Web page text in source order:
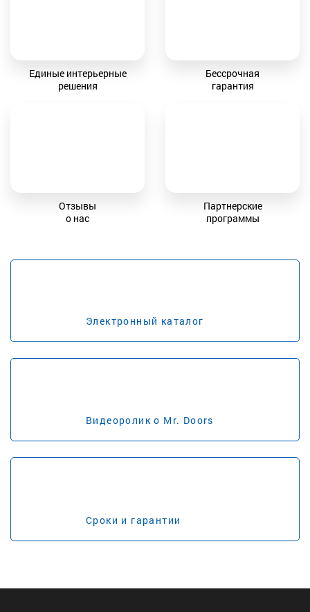
Единые интерьерные
решения
Бессрочная
гарантия
Отзывы
о нас
Партнерские
программы
Электронный каталог
Видеоролик о Mr. Doors
Сроки и гарантии